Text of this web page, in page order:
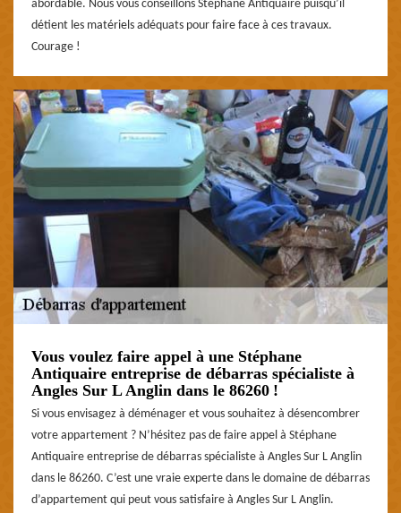
abordable. Nous vous conseillons Stéphane Antiquaire puisqu’il
détient les matériels adéquats pour faire face à ces travaux.
Courage !
Vous voulez faire appel à une Stéphane
Antiquaire entreprise de débarras spécialiste à
Angles Sur L Anglin dans le 86260 !
Si vous envisagez à déménager et vous souhaitez à désencombrer
votre appartement ? N’hésitez pas de faire appel à Stéphane
Antiquaire entreprise de débarras spécialiste à Angles Sur L Anglin
dans le 86260. C’est une vraie experte dans le domaine de débarras
d’appartement qui peut vous satisfaire à Angles Sur L Anglin.